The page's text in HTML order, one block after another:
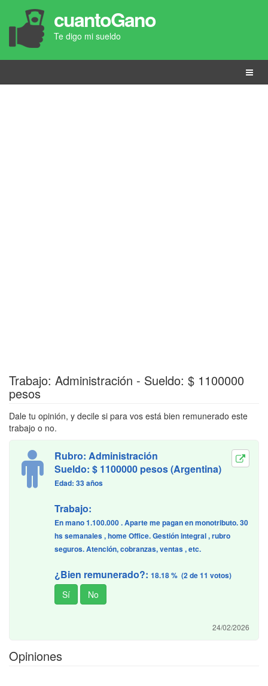
cuantoGano
Te digo mi sueldo
Menú
Trabajo: Administración - Sueldo: $ 1100000
pesos
Dale tu opinión, y decile si para vos está bien remunerado este
trabajo o no.
Rubro: Administración
Sueldo: $ 1100000 pesos (Argentina)
Edad: 33 años
Trabajo:
En mano 1.100.000 . Aparte me pagan en monotributo. 30
hs semanales , home Office. Gestión integral , rubro
seguros. Atención, cobranzas, ventas , etc.
¿Bien remunerado?: 18.18 % (2 de 11 votos)
24/02/2026
Opiniones